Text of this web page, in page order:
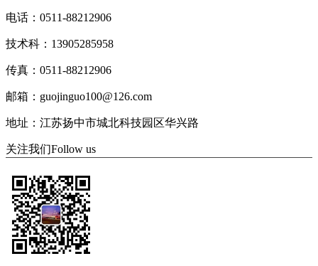
电话：0511-88212906
技术科：13905285958
传真：0511-88212906
邮箱：guojinguo100@126.com
地址：江苏扬中市城北科技园区华兴路
关注我们Follow us